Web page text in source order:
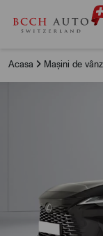
Acasa Mașini de